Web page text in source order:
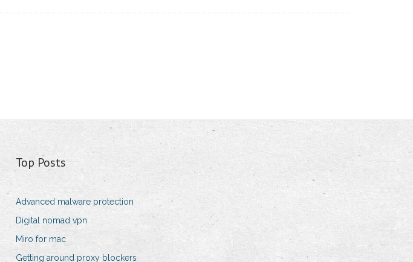
Top Posts
Advanced malware protection
Digital nomad vpn
Miro for mac
Getting around proxy blockers